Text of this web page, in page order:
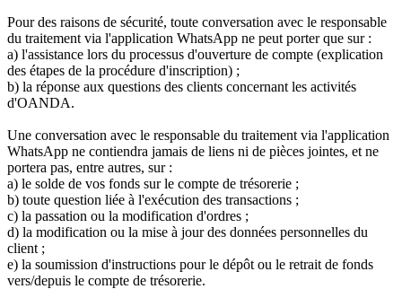
Pour des raisons de sécurité, toute conversation avec le responsable
du traitement via l'application WhatsApp ne peut porter que sur :
a) l'assistance lors du processus d'ouverture de compte (explication
des étapes de la procédure d'inscription) ;
b) la réponse aux questions des clients concernant les activités
d'OANDA.
Une conversation avec le responsable du traitement via l'application
WhatsApp ne contiendra jamais de liens ni de pièces jointes, et ne
portera pas, entre autres, sur :
a) le solde de vos fonds sur le compte de trésorerie ;
b) toute question liée à l'exécution des transactions ;
c) la passation ou la modification d'ordres ;
d) la modification ou la mise à jour des données personnelles du
client ;
e) la soumission d'instructions pour le dépôt ou le retrait de fonds
vers/depuis le compte de trésorerie.